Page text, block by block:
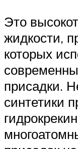
Это
жидкости,
которых
присадки.
синтетики